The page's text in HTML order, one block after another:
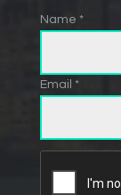
Name *
Email *